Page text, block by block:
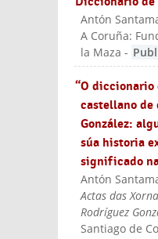
Antón
A Coruña:
la Maza -
“O
castellano de
González:
súa historia
significado
Antón
Actas das
Rodríguez
Santiago de